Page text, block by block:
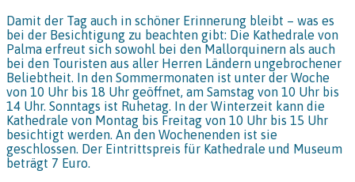
Damit der Tag auch in schöner Erinnerung bleibt – was es
bei der Besichtigung zu beachten gibt: Die Kathedrale von
Palma erfreut sich sowohl bei den Mallorquinern als auch
bei den Touristen aus aller Herren Ländern ungebrochener
Beliebtheit. In den Sommermonaten ist unter der Woche
von 10 Uhr bis 18 Uhr geöffnet, am Samstag von 10 Uhr bis
14 Uhr. Sonntags ist Ruhetag. In der Winterzeit kann die
Kathedrale von Montag bis Freitag von 10 Uhr bis 15 Uhr
besichtigt werden. An den Wochenenden ist sie
geschlossen. Der Eintrittspreis für Kathedrale und Museum
beträgt 7 Euro.